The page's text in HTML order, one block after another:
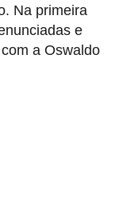
Na primeira
e
a Oswaldo